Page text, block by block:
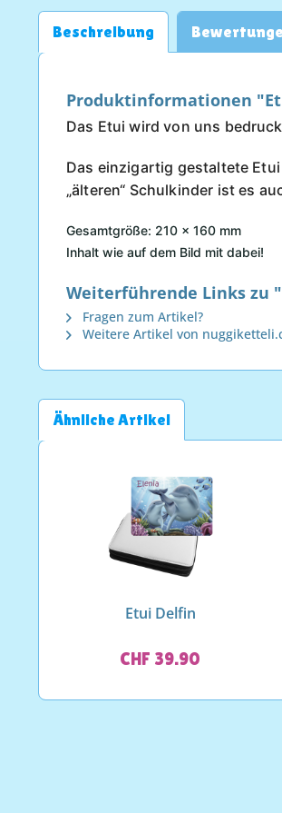
Beschreibung
Produktinformationen
Das Etui wird von uns
Das einzigartig gestaltete
„älteren“ Schulkinder ist es
Gesamtgröße: 210 x 160 mm
Inhalt wie auf dem Bild mit dabei!
Weiterführende Links zu
Fragen zum Artikel?
Weitere Artikel von
Ähnliche Artikel
Etui Delfin
CHF 39.90